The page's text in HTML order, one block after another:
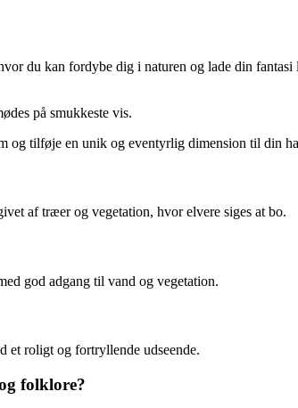
du kan fordybe dig i naturen og lade din
på smukkeste vis.
og tilføje en unik og eventyrlig dimension til din
af træer og vegetation, hvor elvere siges at bo.
god adgang til vand og vegetation.
et roligt og fortryllende udseende.
folklore?